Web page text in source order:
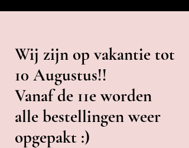
Wij zijn op vakantie tot
10 Augustus!!
Vanaf de 11e worden
alle bestellingen weer
opgepakt :)